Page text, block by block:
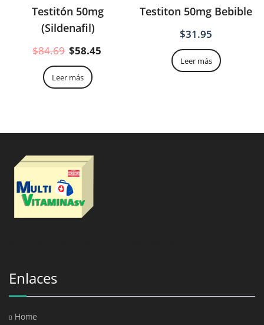
Testitón 50mg
(Sildenafil)
$84.69 El
precio
original
era:
$58.45
Leer más
Testiton 50mg Bebible
$31.95
Leer más
Enlaces
Home